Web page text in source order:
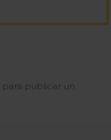
para publicar un